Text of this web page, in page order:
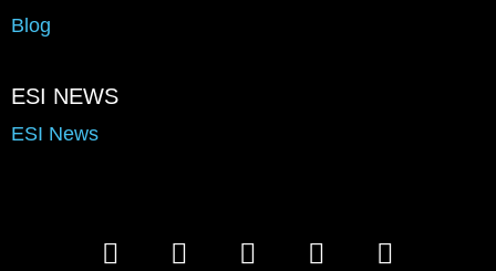
Blog
ESI NEWS
ESI News